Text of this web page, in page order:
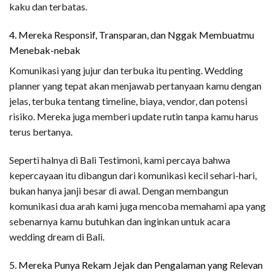
kaku dan terbatas.
4. Mereka Responsif, Transparan, dan Nggak Membuatmu
Menebak-nebak
Komunikasi yang jujur dan terbuka itu penting. Wedding
planner yang tepat akan menjawab pertanyaan kamu dengan
jelas, terbuka tentang timeline, biaya, vendor, dan potensi
risiko. Mereka juga memberi update rutin tanpa kamu harus
terus bertanya.
Seperti halnya di Bali Testimoni, kami percaya bahwa
kepercayaan itu dibangun dari komunikasi kecil sehari-hari,
bukan hanya janji besar di awal. Dengan membangun
komunikasi dua arah kami juga mencoba memahami apa yang
sebenarnya kamu butuhkan dan inginkan untuk acara
wedding dream di Bali.
5. Mereka Punya Rekam Jejak dan Pengalaman yang Relevan